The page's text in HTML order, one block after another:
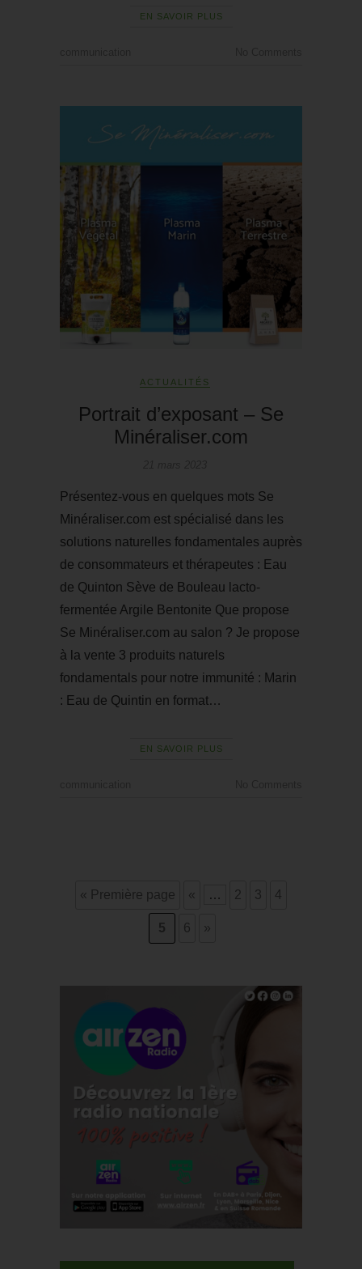
EN SAVOIR PLUS
ACTUALITÉS
Portrait d’exposant – Se
Minéraliser.com
Présentez-vous en quelques mots Se
Minéraliser.com est spécialisé dans les
solutions naturelles fondamentales auprès
de consommateurs et thérapeutes : Eau
de Quinton Sève de Bouleau lacto-
fermentée Argile Bentonite Que propose
Se Minéraliser.com au salon ? Je propose
à la vente 3 produits naturels
fondamentals pour notre immunité : Marin
: Eau de Quintin en format…
EN SAVOIR PLUS
« Première page « … 2 3 4
5 6 »